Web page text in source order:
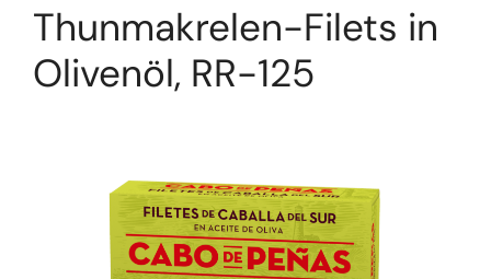
Thunmakrelen-Filets in
Olivenöl, RR-125